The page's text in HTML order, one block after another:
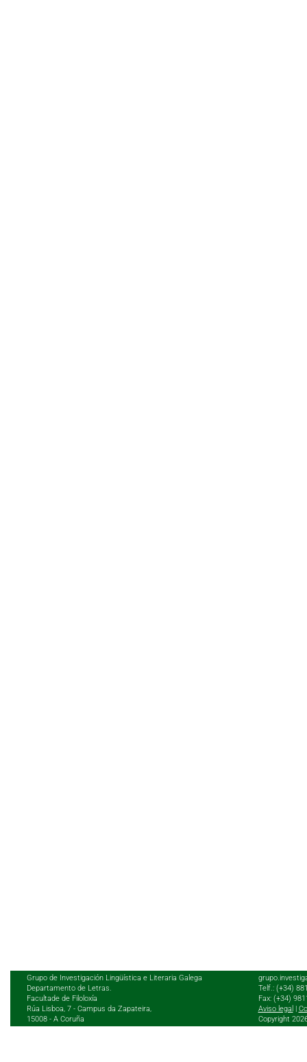
Grupo de Investigación Lingüística e Literaria Galega
Departamento de Letras.
Facultade de Filoloxía
Rúa Lisboa, 7 - Campus da Zapateira,
15008 - A Coruña
Telf.: (+34)
Fax: (+34)
Aviso legal
Copyright